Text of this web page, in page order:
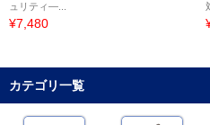
ュリティ―...
¥7,480
カテゴリ一覧